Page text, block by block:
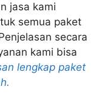
jasa kami
semua paket
secara
kami bisa
lengkap paket